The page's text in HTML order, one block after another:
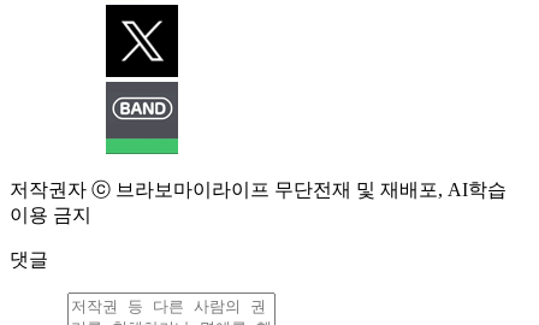
저작권자 ⓒ 브라보마이라이프 무단전재 및 재배포, AI학습
이용 금지
댓글